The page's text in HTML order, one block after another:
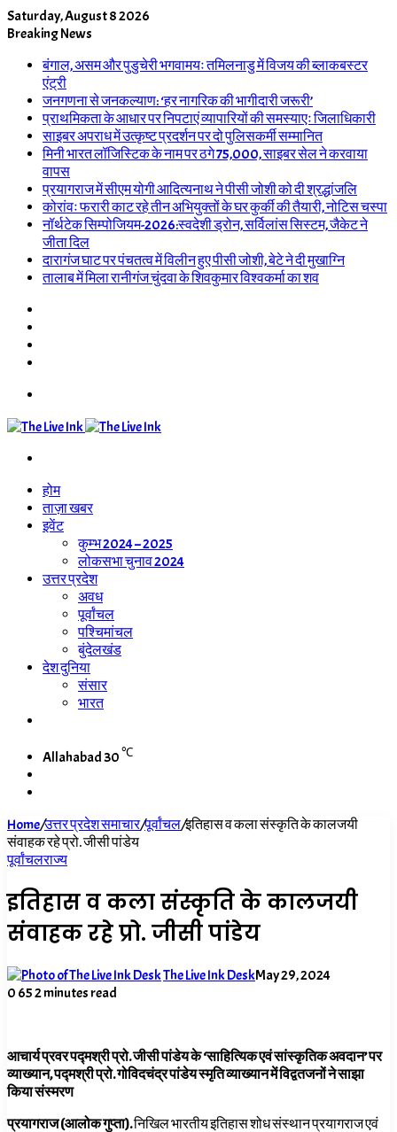
Saturday, August 8 2026
Breaking News
बंगाल, असम और पुडुचेरी भगवामयः तमिलनाडु में विजय की ब्लाकबस्टर
एंट्री
जनगणना से जनकल्याण: ‘हर नागरिक की भागीदारी जरूरी’
प्राथमिकता के आधार पर निपटाएं व्यापारियों की समस्याएः जिलाधिकारी
साइबर अपराध में उत्कृष्ट प्रदर्शन पर दो पुलिसकर्मी सम्मानित
मिनी भारत लॉजिस्टिक के नाम पर ठगे 75,000, साइबर सेल ने करवाया
वापस
प्रयागराज में सीएम योगी आदित्यनाथ ने पीसी जोशी को दी श्रद्धांजलि
कोरांवः फरारी काट रहे तीन अभियुक्तों के घर कुर्की की तैयारी, नोटिस चस्पा
नॉर्थटेक सिम्पोजियम-2026:स्वदेशी ड्रोन, सर्विलांस सिस्टम, जैकेट ने
जीता दिल
दारागंज घाट पर पंचतत्व में विलीन हुए पीसी जोशी, बेटे ने दी मुखाग्नि
तालाब में मिला रानीगंज चुंदवा के शिवकुमार विश्वकर्मा का शव
होम
ताज़ा खबर
इवेंट
कुम्भ 2024 – 2025
लोकसभा चुनाव 2024
उत्तर प्रदेश
अवध
पूर्वांचल
पश्चिमांचल
बुंदेलखंड
देश दुनिया
संसार
भारत
Allahabad30℃
Home/उत्तर प्रदेश समाचार/पूर्वांचल/इतिहास व कला संस्कृति के कालजयी
संवाहक रहे प्रो. जीसी पांडेय
पूर्वांचलराज्य
इतिहास व कला संस्कृति के कालजयी
संवाहक रहे प्रो. जीसी पांडेय
The Live Ink DeskMay 29, 2024
0 652 minutes read
आचार्य प्रवर पद्मश्री प्रो. जीसी पांडेय के ‘साहित्यिक एवं सांस्कृतिक अवदान’ पर
व्याख्यान, पद्मश्री प्रो. गोविदचंद्र पांडेय स्मृति व्याख्यान में विद्वतजनों ने साझा
किया संस्मरण
प्रयागराज (आलोक गुप्ता).निखिल भारतीय इतिहास शोध संस्थान प्रयागराज एवं